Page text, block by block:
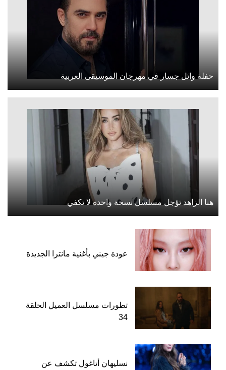
حفلة وائل جسار في مهرجان الموسيقى العربية
هنا الزاهد تؤجل مسلسل نسخة واحدة لا تكفي
عودة جيني بأغنية مانترا الجديدة
تطورات مسلسل العميل الحلقة
34
نسليهان أتاغول تكشف عن